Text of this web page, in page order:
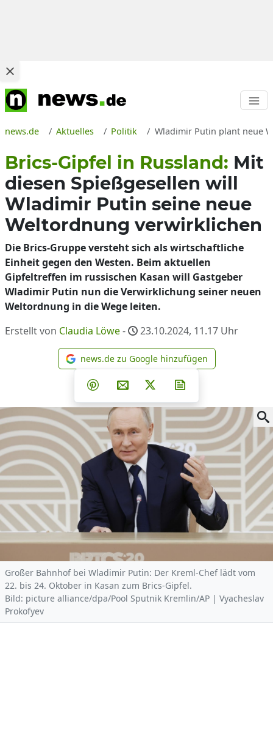
news.de Aktuelles Politik Wladimir Putin plant neue
Brics-Gipfel in Russland: Mit
diesen Spießgesellen will
Wladimir Putin seine neue
Weltordnung verwirklichen
Die Brics-Gruppe versteht sich als wirtschaftliche
Einheit gegen den Westen. Beim aktuellen
Gipfeltreffen im russischen Kasan will Gastgeber
Wladimir Putin nun die Verwirklichung seiner neuen
Weltordnung in die Wege leiten.
Erstellt von Claudia Löwe- 23.10.2024, 11.17 Uhr
news.de zu Google
news.de zu Google hinzufügen
Teilen auf Facebook
Teilen auf Whatsapp
Teilen auf Telegram
Teilen auf Pinterest
Per E-Mail teilen
Post auf X
Großer Bahnhof bei Wladimir Putin: Der Kreml-Chef lädt vom
22. bis 24. Oktober in Kasan zum Brics-Gipfel.
Bild: picture alliance/dpa/Pool Sputnik Kremlin/AP | Vyacheslav
Prokofyev